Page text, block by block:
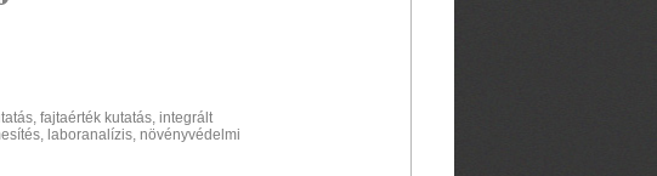
fajtaérték kutatás, integrált
laboranalízis, növényvédelmi